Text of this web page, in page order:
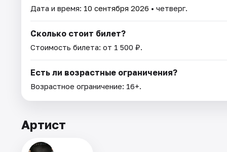
Дата и время: 10 сентября 2026 • четверг.
Сколько стоит билет?
Стоимость билета: от 1 500 ₽.
Есть ли возрастные ограничения?
Возрастное ограничение: 16+.
Артист